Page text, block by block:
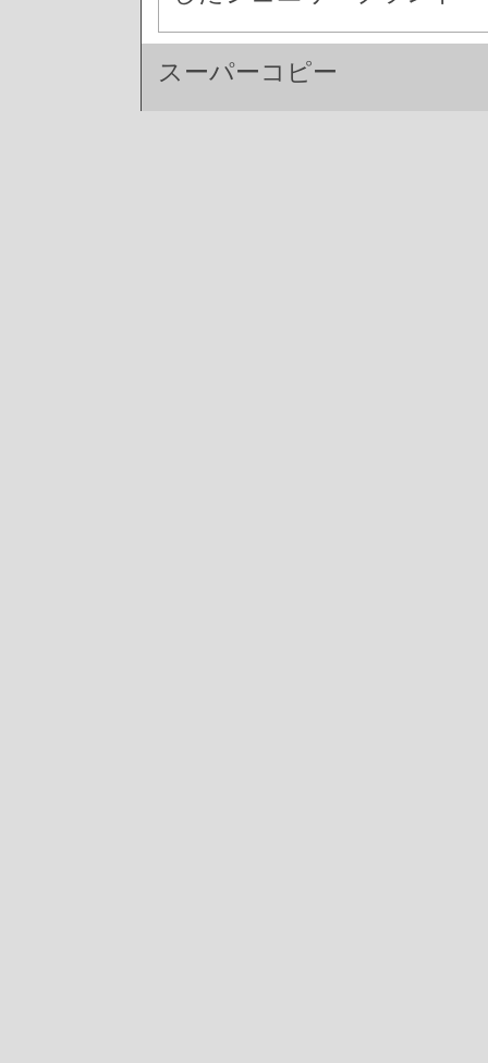
スーパーコピー